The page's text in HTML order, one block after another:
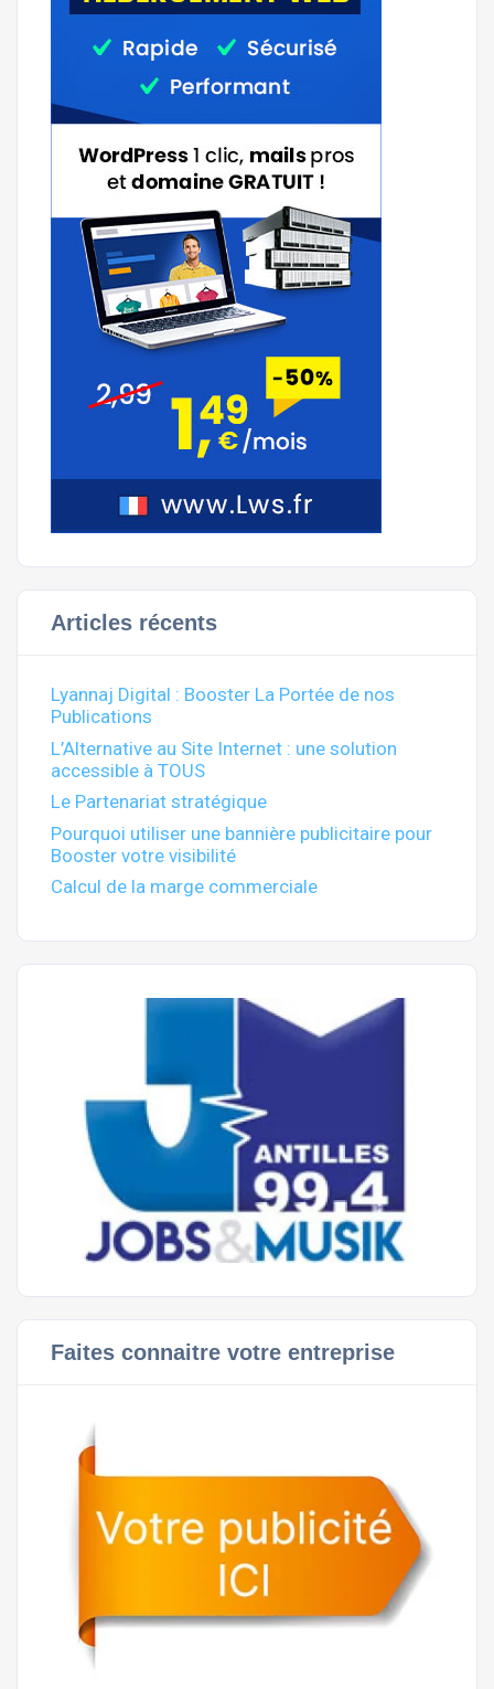
Articles récents
Lyannaj Digital : Booster La Portée de nos
Publications
L’Alternative au Site Internet : une solution
accessible à TOUS
Le Partenariat stratégique
Pourquoi utiliser une bannière publicitaire pour
Booster votre visibilité
Calcul de la marge commerciale
Faites connaitre votre entreprise